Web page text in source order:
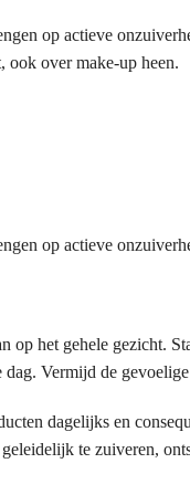
op actieve
ook over make-up heen.
op actieve
op het gehele gezicht.
Vermijd de
dagelijks en
te zuiveren,